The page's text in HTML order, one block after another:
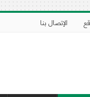
الإتصال بنا